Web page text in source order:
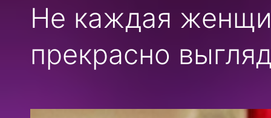
Не каждая
прекрасно